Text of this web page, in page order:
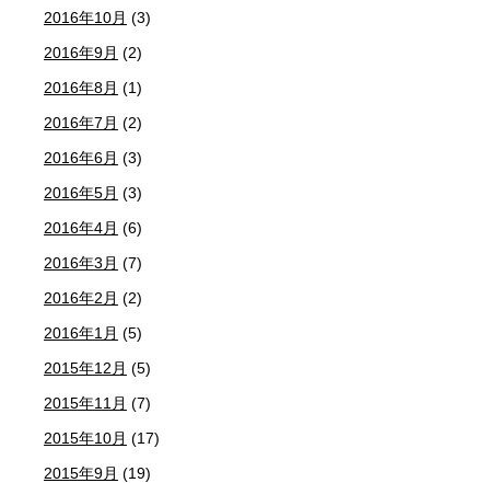
2016年10月 (3)
2016年9月 (2)
2016年8月 (1)
2016年7月 (2)
2016年6月 (3)
2016年5月 (3)
2016年4月 (6)
2016年3月 (7)
2016年2月 (2)
2016年1月 (5)
2015年12月 (5)
2015年11月 (7)
2015年10月 (17)
2015年9月 (19)